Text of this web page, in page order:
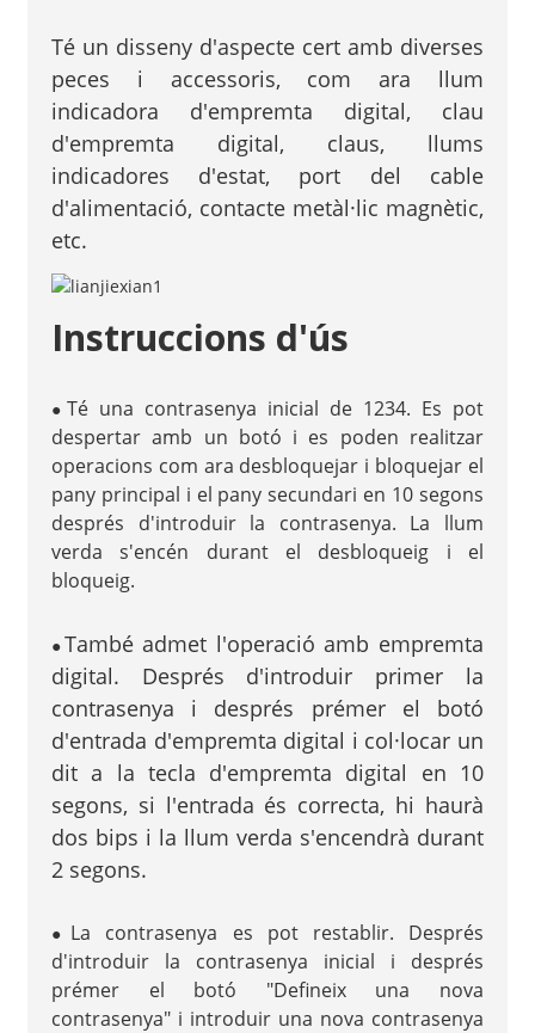
Té un disseny d'aspecte cert amb diverses
peces i accessoris, com ara llum
indicadora d'empremta digital, clau
d'empremta digital, claus, llums
indicadores d'estat, port del cable
d'alimentació, contacte metàl·lic magnètic,
etc.
Instruccions d'ús
● Té una contrasenya inicial de 1234. Es pot
despertar amb un botó i es poden realitzar
operacions com ara desbloquejar i bloquejar el
pany principal i el pany secundari en 10 segons
després d'introduir la contrasenya. La llum
verda s'encén durant el desbloqueig i el
bloqueig.
●També admet l'operació amb empremta
digital. Després d'introduir primer la
contrasenya i després prémer el botó
d'entrada d'empremta digital i col·locar un
dit a la tecla d'empremta digital en 10
segons, si l'entrada és correcta, hi haurà
dos bips i la llum verda s'encendrà durant
2 segons.
● La contrasenya es pot restablir. Després
d'introduir la contrasenya inicial i després
prémer el botó "Defineix una nova
contrasenya" i introduir una nova contrasenya